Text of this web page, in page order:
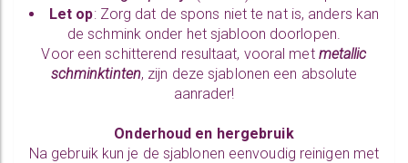
Let op: Zorg dat de spons niet te nat is, anders kan
de schmink onder het sjabloon doorlopen.
Voor een schitterend resultaat, vooral met metallic
schminktinten, zijn deze sjablonen een absolute
aanrader!
Onderhoud en hergebruik
Na gebruik kun je de sjablonen eenvoudig reinigen met